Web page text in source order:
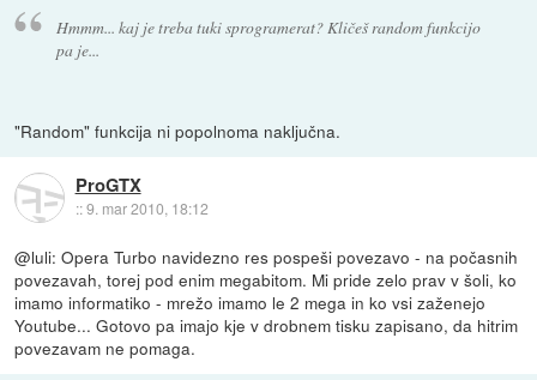
Hmmm... kaj je treba tuki sprogramerat? Kličeš random funkcijo
pa je...
"Random" funkcija ni popolnoma naključna.
ProGTX
::9. mar 2010, 18:12
@luli: Opera Turbo navidezno res pospeši povezavo - na počasnih
povezavah, torej pod enim megabitom. Mi pride zelo prav v šoli, ko
imamo informatiko - mrežo imamo le 2 mega in ko vsi zaženejo
Youtube... Gotovo pa imajo kje v drobnem tisku zapisano, da hitrim
povezavam ne pomaga.